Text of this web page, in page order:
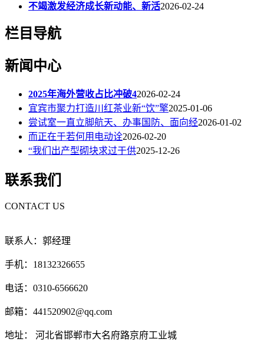
不竭激发经济成长新动能、新活2026-02-24
栏目导航
新闻中心
2025年海外营收占比冲破42026-02-24
宜宾市聚力打造川红茶业新“饮”擎2025-01-06
尝试室一直立脚航天、办事国防、面向经2026-01-02
而正在于若何用电动诠2026-02-20
“我们出产型砌块求过于供2025-12-26
联系我们
CONTACT US
联系人：郭经理
手机：18132326655
电话：0310-6566620
邮箱：441520902@qq.com
地址： 河北省邯郸市大名府路京府工业城